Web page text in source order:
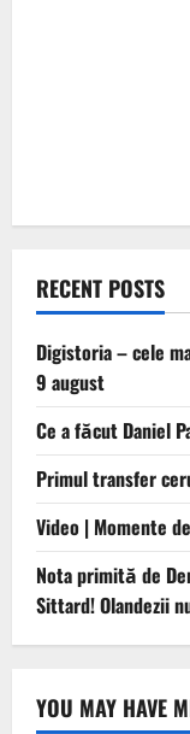
RECENT POSTS
Digistoria – cele
9 august
Ce a făcut Daniel
Primul transfer
Video | Momente
Nota primită de
Sittard! Olandezii
YOU MAY HAVE